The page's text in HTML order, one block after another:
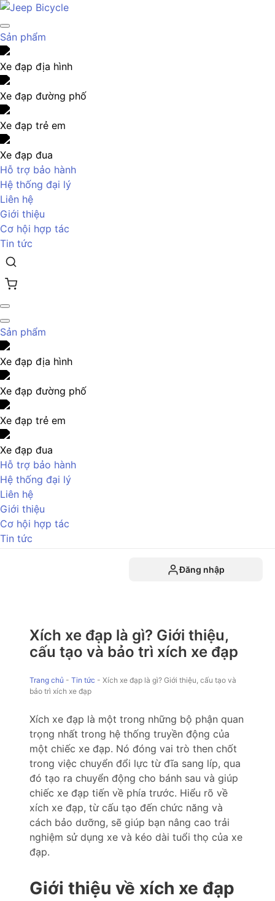
Sản phẩm
Xe đạp địa hình
Xe đạp đường phố
Xe đạp trẻ em
Xe đạp đua
Hỗ trợ bảo hành
Hệ thống đại lý
Liên hệ
Giới thiệu
Cơ hội hợp tác
Tin tức
Sản phẩm
Xe đạp địa hình
Xe đạp đường phố
Xe đạp trẻ em
Xe đạp đua
Hỗ trợ bảo hành
Hệ thống đại lý
Liên hệ
Giới thiệu
Cơ hội hợp tác
Tin tức
Đăng nhập
Xích xe đạp là gì? Giới thiệu,
cấu tạo và bảo trì xích xe đạp
Trang chủ - Tin tức - Xích xe đạp là gì? Giới thiệu, cấu tạo và
bảo trì xích xe đạp
Xích xe đạp là một trong những bộ phận quan
trọng nhất trong hệ thống truyền động của
một chiếc xe đạp. Nó đóng vai trò then chốt
trong việc chuyển đổi lực từ đĩa sang líp, qua
đó tạo ra chuyển động cho bánh sau và giúp
chiếc xe đạp tiến về phía trước. Hiểu rõ về
xích xe đạp, từ cấu tạo đến chức năng và
cách bảo dưỡng, sẽ giúp bạn nâng cao trải
nghiệm sử dụng xe và kéo dài tuổi thọ của xe
đạp.
Giới thiệu về xích xe đạp